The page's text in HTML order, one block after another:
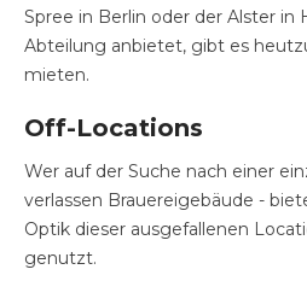
Spree in Berlin oder der Alster
Abteilung anbietet, gibt es
mieten.
Off-Locations
Wer auf der Suche nach einer
verlassen Brauereigebäude -
Optik dieser ausgefallenen
genutzt.